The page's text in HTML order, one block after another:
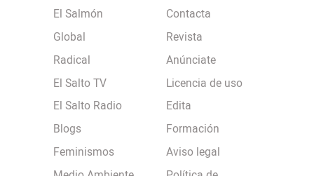
El Salmón
Global
Radical
El Salto TV
El Salto Radio
Blogs
Feminismos
Contacta
Revista
Anúnciate
Licencia de uso
Edita
Formación
Aviso legal